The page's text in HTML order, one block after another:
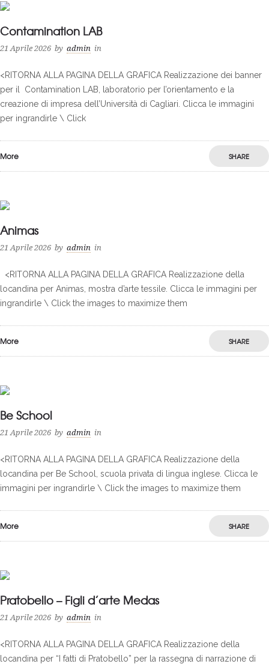
Contamination LAB
21 Aprile 2026 by admin in
<RITORNA ALLA PAGINA DELLA GRAFICA Realizzazione dei banner
per il Contamination LAB, laboratorio per l’orientamento e la
creazione di impresa dell’Università di Cagliari. Clicca le immagini
per ingrandirle \ Click
More SHARE
Animas
21 Aprile 2026 by admin in
<RITORNA ALLA PAGINA DELLA GRAFICA Realizzazione della
locandina per Animas, mostra d’arte tessile. Clicca le immagini per
ingrandirle \ Click the images to maximize them
More SHARE
Be School
21 Aprile 2026 by admin in
<RITORNA ALLA PAGINA DELLA GRAFICA Realizzazione della
locandina per Be School, scuola privata di lingua inglese. Clicca le
immagini per ingrandirle \ Click the images to maximize them
More SHARE
Pratobello – Figli d’arte Medas
21 Aprile 2026 by admin in
<RITORNA ALLA PAGINA DELLA GRAFICA Realizzazione della
locandina per “I fatti di Pratobello” per la rassegna di narrazione di